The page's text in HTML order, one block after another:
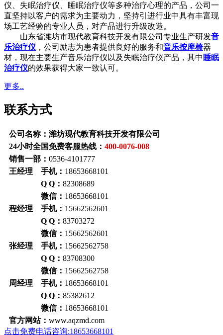
仪、失眠治疗仪、睡眠治疗仪等多种治疗心理的产品，公司一
直坚持以客户的需求为主要动力，坚持引进行业中具有丰富现
场工艺经验的专业人员，对产品进行升级改造。
山东省潍坊市现代教育科技开发有限公司专业生产研发音
乐治疗仪 ，公司励志为患者提供良好的服务和音乐按摩椅器
材，现在主要生产音乐治疗仪以及失眠治疗仪产品，其中 睡眠
治疗仪的效果获得大家一致认可。
更多..
联系方式
公司名称：潍坊现代教育科技开发有限公司
24小时全国免费客服热线： 400-0076-008
销售一部： 0536-4101777
王经理 手机： 18653668101
Q Q： 82308689
微信： 18653668101
程经理 手机： 15662562601
Q Q： 83703272
微信： 15662562601
张经理 手机： 15662562758
Q Q： 83708300
微信： 15662562758
周经理 手机： 18653668101
Q Q： 85382612
微信： 18653668101
官方网站： www.aqzmd.com
点击免费电话咨询:18653668101